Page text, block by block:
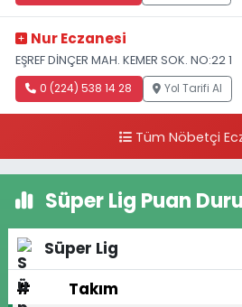
Nur Eczanesi
EŞREF DİNÇER MAH. KEMER SOK. NO:22 1
0 (224) 538 14 28 Yol Tarifi Al
Tüm Nöbetçi
Süper Lig Puan
Süper Lig
#
Takım